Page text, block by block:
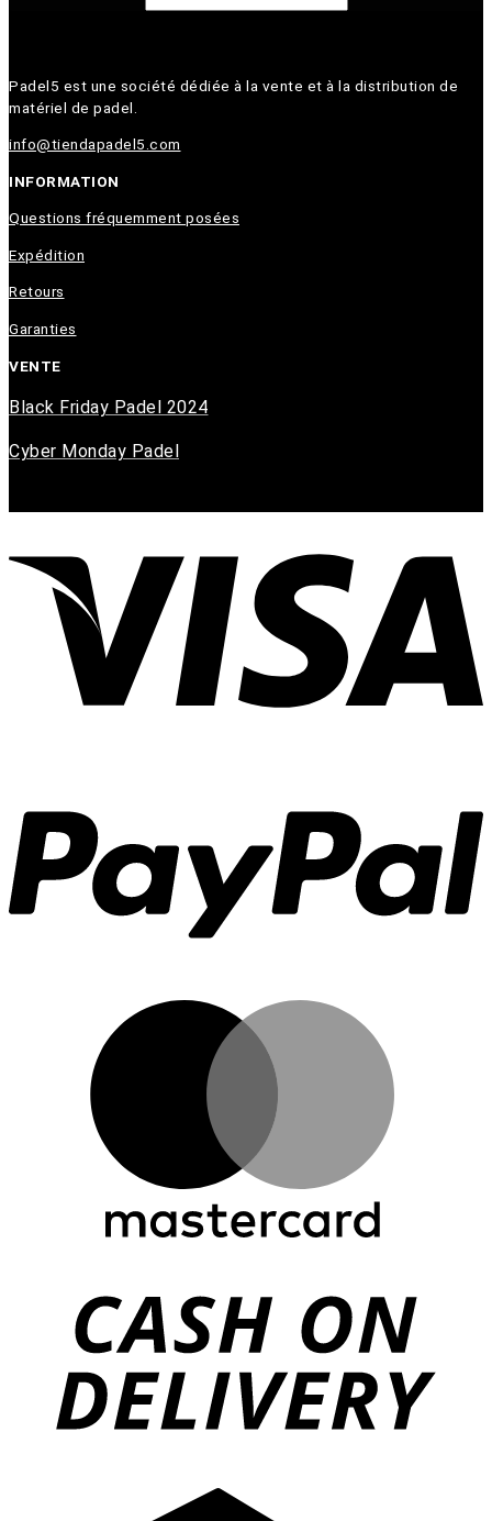
Padel5 est une société dédiée à la vente et à la distribution de
matériel de padel.
info@tiendapadel5.com
INFORMATION
Questions fréquemment posées
Expédition
Retours
Garanties
VENTE
Black Friday Padel 2024
Cyber Monday Padel